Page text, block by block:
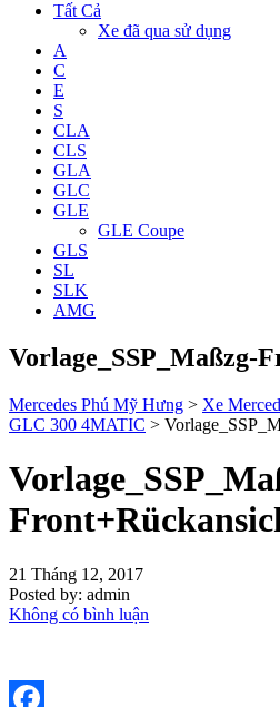
Tất Cả
Xe đã qua sử dụng
A
C
E
S
CLA
CLS
GLA
GLC
GLE
GLE Coupe
GLS
SL
SLK
AMG
Vorlage_SSP_Maßzg-
Mercedes Phú Mỹ Hưng > Xe
GLC 300 4MATIC >
21 Tháng 12, 2017
Posted by: admin
Không có bình luận